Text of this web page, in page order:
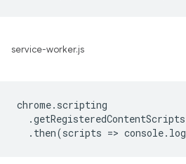
service-worker.js
chrome. scripting
.getRegisteredContentScripts
. then(scripts => console. log